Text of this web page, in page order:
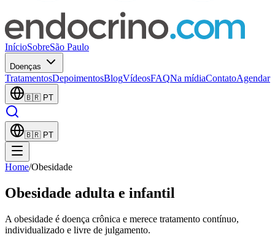
InícioSobreSão Paulo
Doenças
TratamentosDepoimentosBlogVídeosFAQNa mídiaContatoAgendar
🇧🇷 PT
🇧🇷 PT
Home/Obesidade
Obesidade adulta e infantil
A obesidade é doença crônica e merece tratamento contínuo,
individualizado e livre de julgamento.